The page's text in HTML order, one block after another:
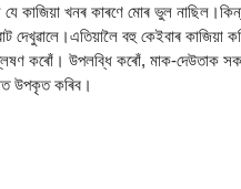
কাজিয়া খনৰ কাৰণে মোৰ ভুল
দেখুৱালে।এতিয়ালৈ বহু কেইবাৰ
কৰোঁ। উপলব্ধি কৰোঁ‌, মাক-দেউতাক
উপকৃত কৰিব।